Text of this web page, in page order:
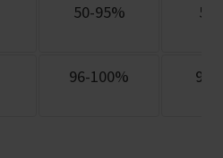
50-95%
96-100% 96-